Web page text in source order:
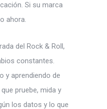
Si su marca
ahora.
del Rock & Roll,
constantes.
y aprendiendo de
pruebe, mida y
los datos y lo que